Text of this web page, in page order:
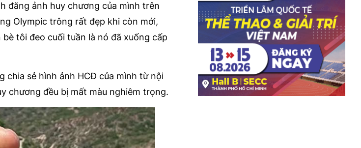
đăng ảnh huy chương của mình trên
Olympic trông rất đẹp khi còn mới,
tôi đeo cuối tuần là nó đã xuống cấp
chia sẻ hình ảnh HCĐ của mình từ nội
chương đều bị mất màu nghiêm trọng.